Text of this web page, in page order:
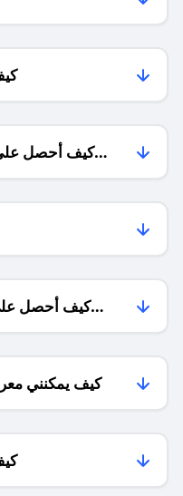
كيف أحصل
كيف أحصل
كيف يمكنني